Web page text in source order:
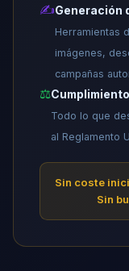
✍️Generación
Herramientas
imágenes,
campañas
⚖️
Todo lo que
al Reglamento
Sin coste
Sin